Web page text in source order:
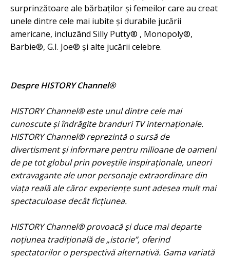
surprinzătoare ale bărbaților și femeilor care au creat
unele dintre cele mai iubite și durabile jucării
americane, incluzând Silly Putty® , Monopoly®,
Barbie®, G.I. Joe® și alte jucării celebre.
Despre HISTORY Channel®
HISTORY Channel® este unul dintre cele mai
cunoscute și îndrăgite branduri TV internaționale.
HISTORY Channel® reprezintă o sursă de
divertisment și informare pentru milioane de oameni
de pe tot globul prin poveștile inspiraționale, uneori
extravagante ale unor personaje extraordinare din
viața reală ale căror experiențe sunt adesea mult mai
spectaculoase decât ficțiunea.
HISTORY Channel® provoacă și duce mai departe
noțiunea tradițională de „istorie”, oferind
spectatorilor o perspectivă alternativă. Gama variată